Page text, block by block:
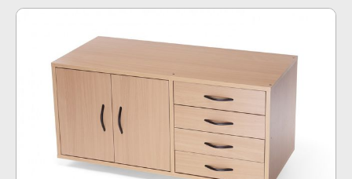
Etabli
Accessoires
Offre spéciale
Contact